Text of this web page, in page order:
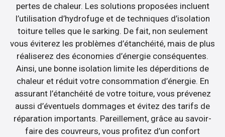
pertes de chaleur. Les solutions proposées incluent
l’utilisation d’hydrofuge et de techniques d’isolation
toiture telles que le sarking. De fait, non seulement
vous éviterez les problèmes d’étanchéité, mais de plus
réaliserez des économies d’énergie conséquentes.
Ainsi, une bonne isolation limite les déperditions de
chaleur et réduit votre consommation d’énergie. En
assurant l’étanchéité de votre toiture, vous prévenez
aussi d’éventuels dommages et évitez des tarifs de
réparation importants. Pareillement, grâce au savoir-
faire des couvreurs, vous profitez d’un confort